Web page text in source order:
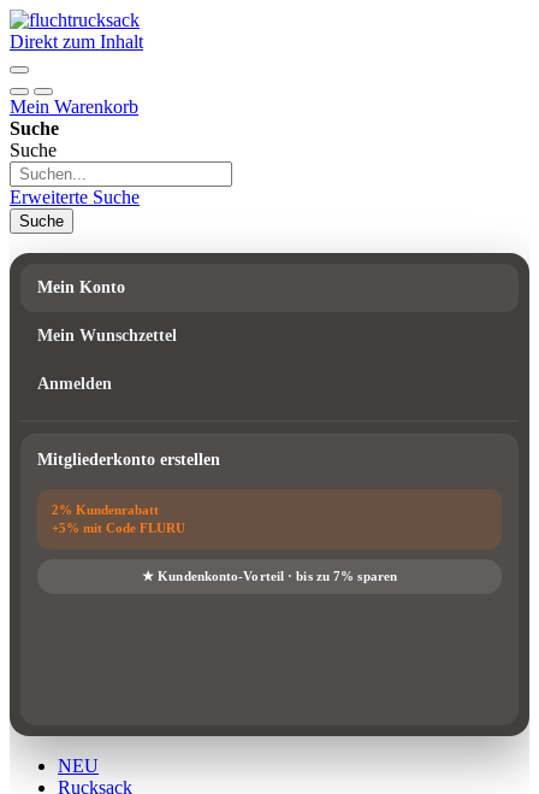
Direkt zum Inhalt
Mein Warenkorb
Suche
Suche
Erweiterte Suche
Suche
Mein Konto
Mein Wunschzettel
Anmelden
Mitgliederkonto erstellen
NEU
Rucksack